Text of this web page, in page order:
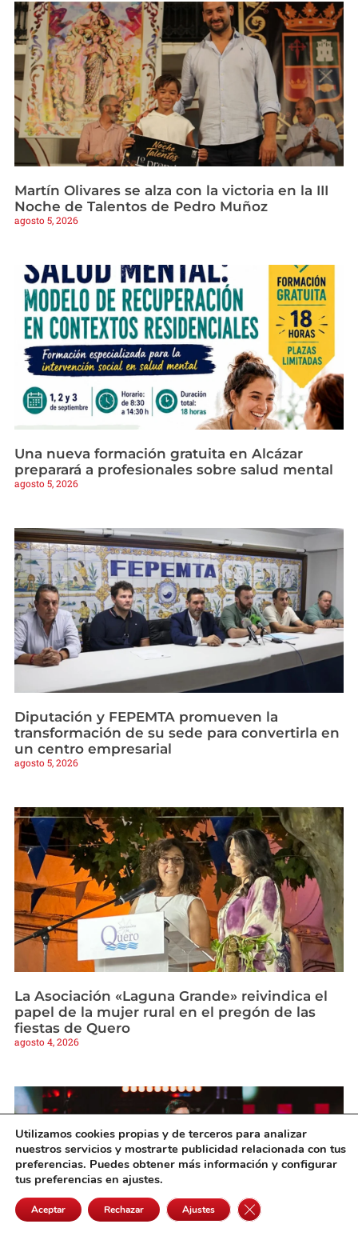
Martín Olivares se alza con la victoria en la III
Noche de Talentos de Pedro Muñoz
agosto 5, 2026
Una nueva formación gratuita en Alcázar
preparará a profesionales sobre salud mental
agosto 5, 2026
Diputación y FEPEMTA promueven la
transformación de su sede para convertirla en
un centro empresarial
agosto 5, 2026
La Asociación «Laguna Grande» reivindica el
papel de la mujer rural en el pregón de las
fiestas de Quero
agosto 4, 2026
Utilizamos cookies propias y de terceros para analizar
nuestros servicios y mostrarte publicidad relacionada con tus
preferencias. Puedes obtener más información y configurar
tus preferencias en ajustes.
Aceptar Rechazar Ajustes Cerrar el banner de